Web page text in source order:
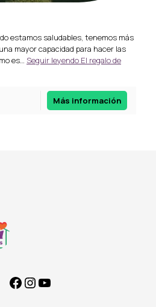
estamos saludables, tenemos más
mayor capacidad para hacer las
es… Seguir leyendo El regalo de
Más información